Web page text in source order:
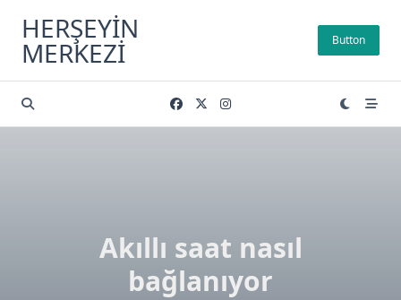
content
HERŞEYIN
MERKEZI Button
Akıllı saat nasıl
bağlanıyor